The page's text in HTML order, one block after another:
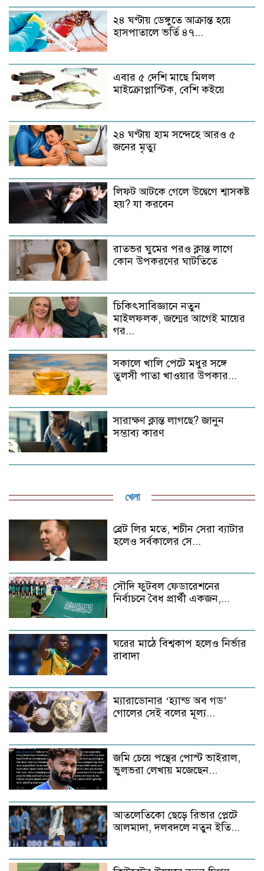
২৪ ঘণ্টায় ডেঙ্গুতে আক্রান্ত হয়ে
হাসপাতালে ভর্তি ৪৭...
এবার ৫ দেশি মাছে মিলল
মাইক্রোপ্লাস্টিক, বেশি কইয়ে
২৪ ঘণ্টায় হাম সন্দেহে আরও ৫
জনের মৃত্যু
লিফট আটকে গেলে উদ্বেগে শ্বাসকষ্ট
হয়? যা করবেন
রাতভর ঘুমের পরও ক্লান্ত লাগে
কোন উপকরণের ঘাটতিতে
চিকিৎসাবিজ্ঞানে নতুন
মাইলফলক, জন্মের আগেই মায়ের
গর...
সকালে খালি পেটে মধুর সঙ্গে
তুলসী পাতা খাওয়ার উপকার...
সারাক্ষণ ক্লান্ত লাগছে? জানুন
সম্ভাব্য কারণ
খেলা
ব্রেট লির মতে, শচীন সেরা ব্যাটার
হলেও সর্বকালের সে...
সৌদি ফুটবল ফেডারেশনের
নির্বাচনে বৈধ প্রার্থী একজন,...
ঘরের মাঠে বিশ্বকাপ হলেও নির্ভার
রাবাদা
ম্যারাডোনার ‘হ্যান্ড অব গড’
গোলের সেই বলের মূল্য...
জমি চেয়ে পন্থের পোস্ট ভাইরাল,
ভুলভরা লেখায় মজেছেন...
আতলেতিকো ছেড়ে রিভার প্লেটে
আলমাদা, দলবদলে নতুন ইতি...